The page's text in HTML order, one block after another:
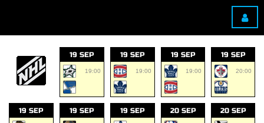
19 SEP
19:00
19 SEP
19:00
19 SEP
19:00
19 SEP
20:00
19 SEP 19 SEP 19 SEP 20 SEP 20 SEP